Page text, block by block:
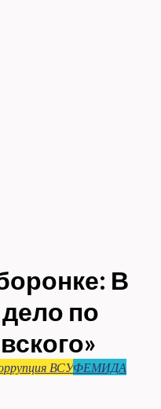
В
по
ВСУФЕМИДА